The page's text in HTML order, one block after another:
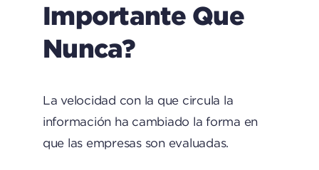
Importante Que
Nunca?
La velocidad con la que circula la
información ha cambiado la forma en
que las empresas son evaluadas.